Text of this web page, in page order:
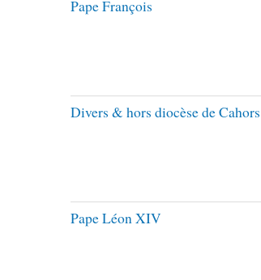
Pape François
Divers & hors diocèse de Cahors
Pape Léon XIV